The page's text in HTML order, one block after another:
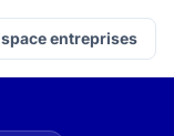
entreprises